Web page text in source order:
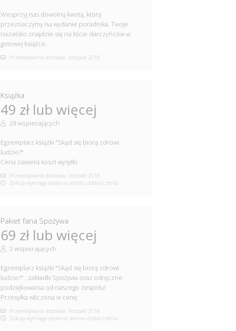
Wesprzyj nas dowolną kwotą, którą
przeznaczymy na wydanie poradnika. Twoje
nazwisko znajdzie się na liście darczyńców w
gotowej książce.
Przewidywana dostawa: listopad 2018
Książka
49 zł lub więcej
28 wspierających
Egzemplarz książki "Skąd się biorą zdrowi
ludzie?"
Cena zawiera koszt wysyłki.
Przewidywana dostawa: listopad 2018
Zakup wymaga podania adresu dostarczenia
Pakiet fana Spożywa
69 zł lub więcej
3 wspierających
Egzemplarz książki "Skąd się biorą zdrowi
ludzie?" , zakładki Spożywa oraz odręczne
podziękowania od naszego zespołu!
Przesyłka wliczona w cenę.
Przewidywana dostawa: listopad 2018
Zakup wymaga podania adresu dostarczenia